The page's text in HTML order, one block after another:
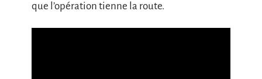
que l’opération tienne la route.